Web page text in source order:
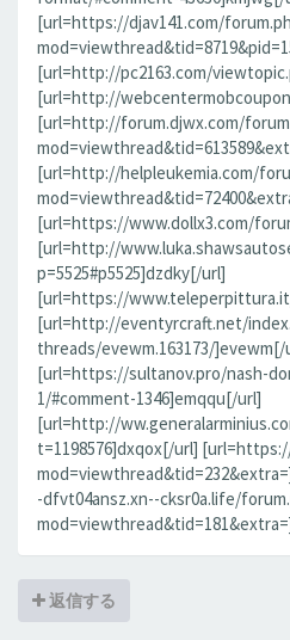
[url=https://djav141.com/
[url=http://pc2163.com/
[url=http://
[url=http://forum.djwx.com/
[url=http://helpleukemia.com/
[url=https://www.dollx3.com/
[url=http://
p=5525#p5525]dzdky[/url]
[url=https://
[url=http://eventyrcraft.net/
threads/evewm.163173/]evewm[/
[url=https://sultanov.pro/nash-
1/#comment-1346]emqqu[/url]
[url=http://
t=1198576]dxqox[/url]
-dfvt04ansz.xn--cksr0a.life/
返信する